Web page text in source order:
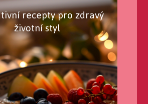
recepty pro zdravý
životní styl